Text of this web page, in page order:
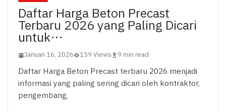
Daftar Harga Beton Precast
Terbaru 2026 yang Paling Dicari
untuk…
Januari 16, 2026 159 Views 9 min read
Daftar Harga Beton Precast terbaru 2026 menjadi
informasi yang paling sering dicari oleh kontraktor,
pengembang,